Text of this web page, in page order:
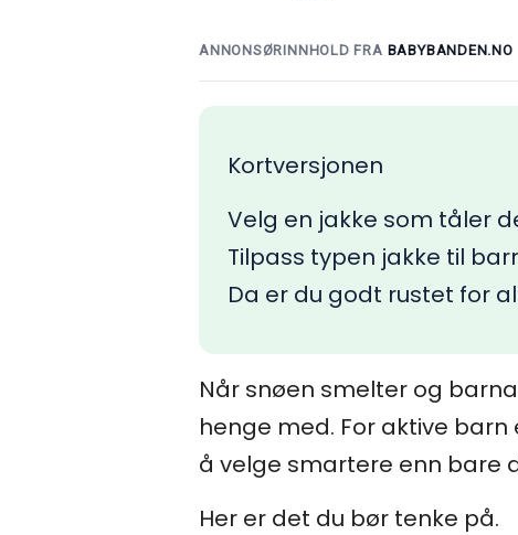
ANNONSØRINNHOLD FRA BABYBANDEN.NO
Kortversjonen
Velg en jakke som tåler
Tilpass typen jakke til
Da er du godt rustet for
Når snøen smelter og
henge med. For aktive
å velge smartere enn bare
Her er det du bør tenke på.